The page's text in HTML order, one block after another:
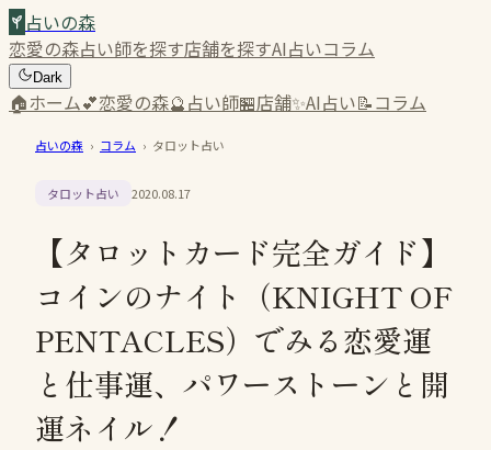
占いの森
恋愛の森占い師を探す店舗を探すAI占いコラム
Dark
🏠ホーム💕恋愛の森🔮占い師🏪店舗✨AI占い📝コラム
占いの森 › コラム › タロット占い
タロット占い 2020.08.17
【タロットカード完全ガイド】
コインのナイト（KNIGHT OF
PENTACLES）でみる恋愛運
と仕事運、パワーストーンと開
運ネイル！